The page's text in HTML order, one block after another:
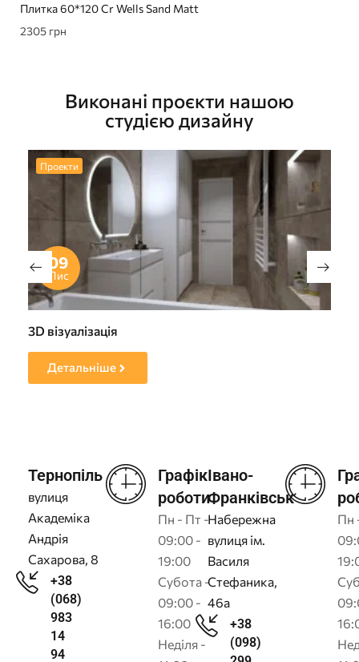
Плитка 60*120 Cr Wells Sand Matt
2305 грн
Виконані проєкти нашою
студією дизайну
09
Лис
Проекти
3D візуалізація
Детальніше
Тернопіль
вулиця
Академіка
Андрія
Сахарова, 8
+38
(068)
983
14
94
Графік
роботи
Пн - Пт -
09:00 -
19:00
Субота -
09:00 -
16:00
Неділя -
Івано-
Франківськ
Набережна
вулиця ім.
Василя
Стефаника,
46а
+38
(098)
Пн